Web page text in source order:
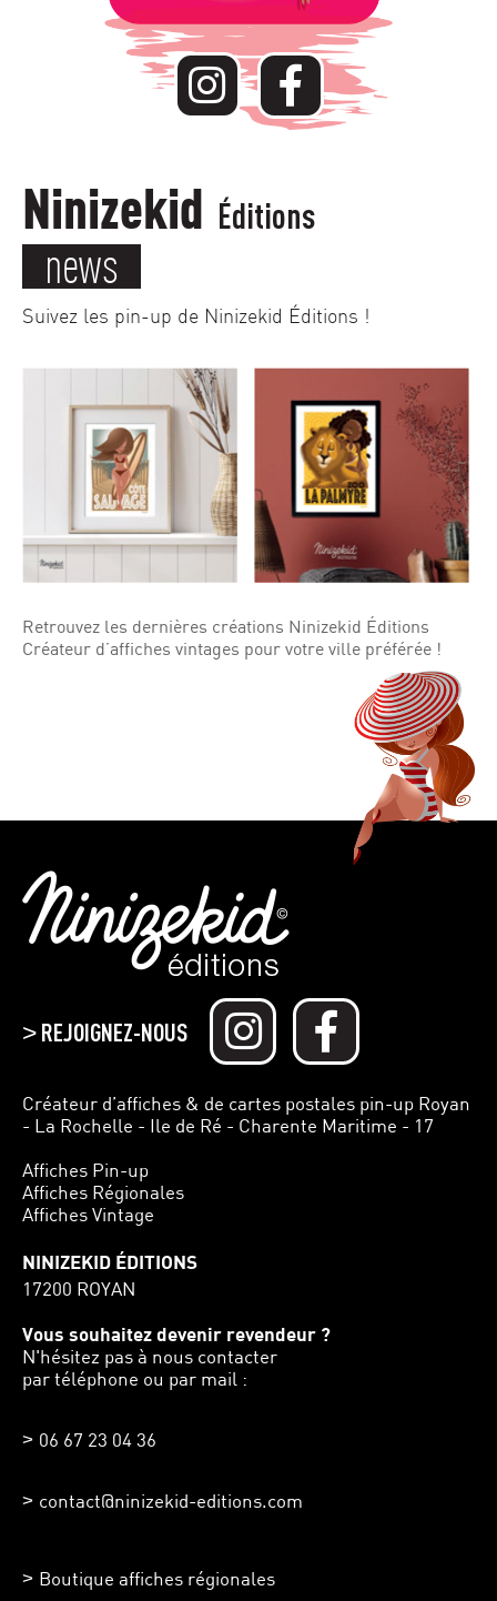
Ninizekid Éditions
news
Suivez les pin-up de Ninizekid Éditions !
Retrouvez les dernières créations Ninizekid Éditions
Créateur d’affiches vintages pour votre ville préférée !
>REJOIGNEZ-NOUS
Créateur d’affiches & de cartes postales pin-up Royan
- La Rochelle - Ile de Ré - Charente Maritime - 17
Affiches Pin-up
Affiches Régionales
Affiches Vintage
NINIZEKID ÉDITIONS
17200 ROYAN
Vous souhaitez devenir revendeur ?
N'hésitez pas à nous contacter
par téléphone ou par mail :
06 67 23 04 36
contact@ninizekid-editions.com
Boutique affiches régionales